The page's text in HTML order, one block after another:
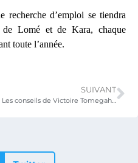
recherche d’emploi se tiendra
de Lomé et de Kara, chaque
toute l’année.
SUIVANT
Les conseils de Victoire Tomegah Dogbé aux Mandela Washington Fellows 2018